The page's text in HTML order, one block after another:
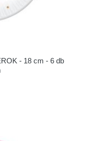
- 18 cm - 6 db